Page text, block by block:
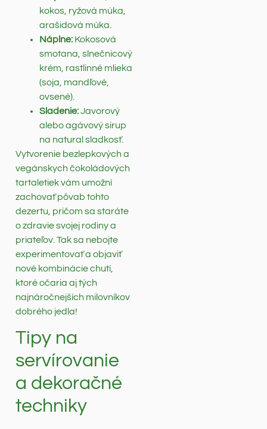
kokos, ryžová múka,
arašidová múka.
Náplne: Kokosová
smotana, slnečnicový
krém, rastlinné mlieka
(soja, mandľové,
ovsené).
Sladenie:Javorový
alebo agávový sirup
na natural sladkosť.
Vytvorenie bezlepkových a
vegánskych čokoládových
tartaletiek vám umožní
zachovať pôvab tohto
dezertu, pričom sa staráte
o zdravie svojej rodiny a
priateľov. Tak sa nebojte
experimentovať a objaviť
nové kombinácie chutí,
ktoré očaria aj tých
najnáročnejších milovníkov
dobrého jedla!
Tipy na
servírovanie
a dekoračné
techniky